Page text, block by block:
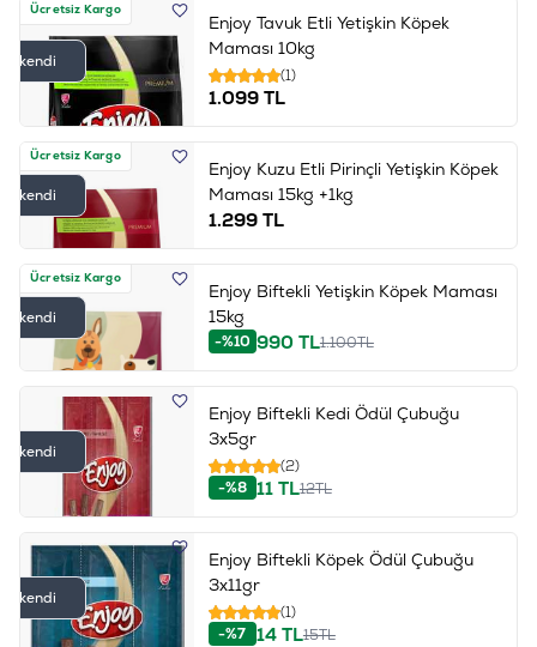
Ücretsiz Kargo
Tükendi
Enjoy Tavuk Etli Yetişkin Köpek
Maması 10kg
(1)
1.099TL
Ücretsiz Kargo
Tükendi
Enjoy Kuzu Etli Pirinçli Yetişkin Köpek
Maması 15kg +1kg
1.299TL
Ücretsiz Kargo
Tükendi
Enjoy Biftekli Yetişkin Köpek Maması
15kg
-%10 990 TL1.100TL
Tükendi
Enjoy Biftekli Kedi Ödül Çubuğu
3x5gr
(2)
-%8 11TL12TL
Tükendi
Enjoy Biftekli Köpek Ödül Çubuğu
3x11gr
(1)
-%7 14TL15TL